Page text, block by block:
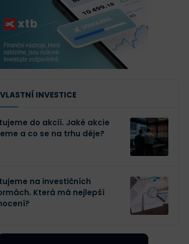
INVESTICE
do akcií. Jaké akcie
a co se na trhu děje?
na investičních
Která má nejlepší